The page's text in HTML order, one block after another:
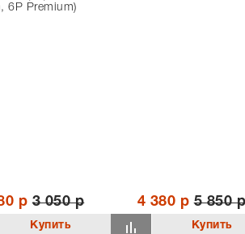
6P Premium)
р 3 050 р 4 380 р 5 850